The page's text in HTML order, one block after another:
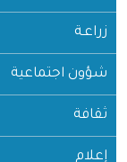
زراعـة
شؤون اجتماعية
ثقافة
إعلام